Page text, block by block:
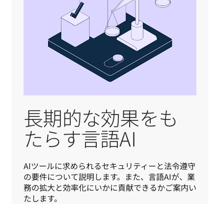
長期的な効果をも
たらす言語AI
AIツールに求められるセキュリティーと法令遵守
の要件について説明します。また、言語AIが、業
務の拡大と効率化にいかに貢献できるかご案内い
たします。